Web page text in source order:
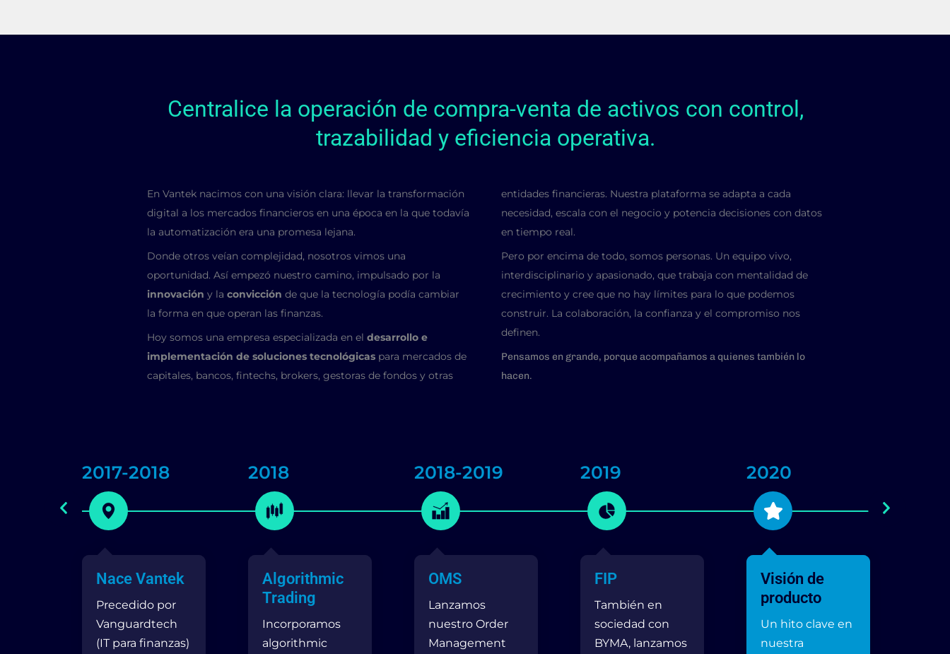
Centralice la operación de compra-venta de activos con control,
trazabilidad y eficiencia operativa.
En Vantek nacimos con una visión clara: llevar la transformación
digital a los mercados financieros en una época en la que todavía
la automatización era una promesa lejana.
Donde otros veían complejidad, nosotros vimos una
oportunidad. Así empezó nuestro camino, impulsado por la
innovación y la convicción de que la tecnología podía cambiar
la forma en que operan las finanzas.
Hoy somos una empresa especializada en el desarrollo e
implementación de soluciones tecnológicas para mercados de
capitales, bancos, fintechs, brokers, gestoras de fondos y otras
entidades financieras. Nuestra plataforma se adapta a cada
necesidad, escala con el negocio y potencia decisiones con datos
en tiempo real.
Pero por encima de todo, somos personas. Un equipo vivo,
interdisciplinario y apasionado, que trabaja con mentalidad de
crecimiento y cree que no hay límites para lo que podemos
construir. La colaboración, la confianza y el compromiso nos
definen.
Pensamos en grande, porque acompañamos a quienes también lo
hacen.
2017-2018
Nace Vantek
Precedido por
Vanguardtech
(IT para finanzas)
2018
Algorithmic
Trading
Incorporamos
algorithmic
2018-2019
OMS
Lanzamos
nuestro Order
Management
2019
FIP
También en
sociedad con
BYMA, lanzamos
2020
Visión de
producto
Un hito clave en
nuestra